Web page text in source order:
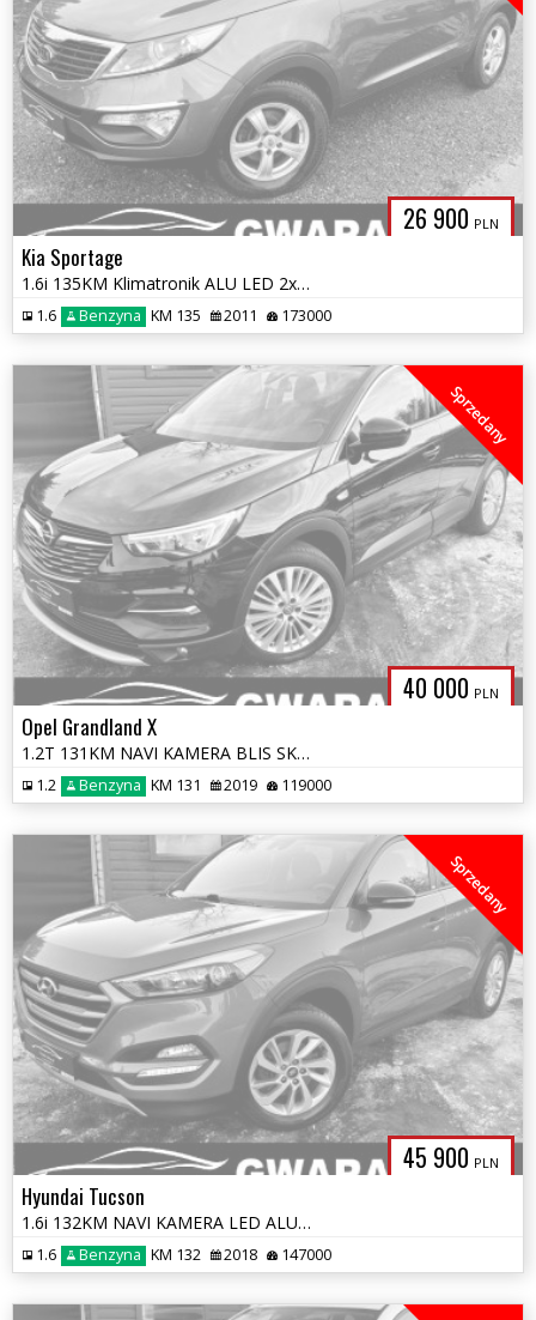
26 900 PLN
Kia Sportage
1.6i 135KM Klimatronik ALU LED 2xPDC 4xGrz.FOTELE ALU Opłaty Gwarancja
1.6 Benzyna KM 135 2011 173000
40 000 PLN
Sprzedany
Opel Grandland X
1.2T 131KM NAVI KAMERA BLIS SKÓRY 2xPDC KLIMATRONIK LED ALU LineAssist
1.2 Benzyna KM 131 2019 119000
45 900 PLN
Sprzedany
Hyundai Tucson
1.6i 132KM NAVI KAMERA LED ALU 2xPDC BLIS LineAssist Grz.KIEROWNICA
1.6 Benzyna KM 132 2018 147000